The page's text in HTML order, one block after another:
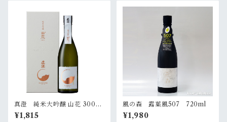
真澄 純米大吟醸 山花 300ml
（化粧箱入）
¥1,815
風の森 露葉風507 720ml
¥1,980